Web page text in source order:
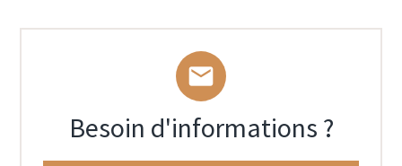
mail
Besoin d'informations ?